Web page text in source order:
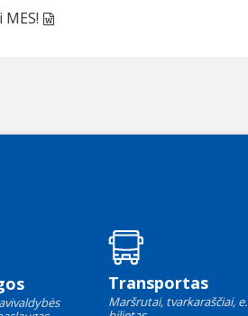
Transportas
Maršrutai, tvarkaraščiai, e.